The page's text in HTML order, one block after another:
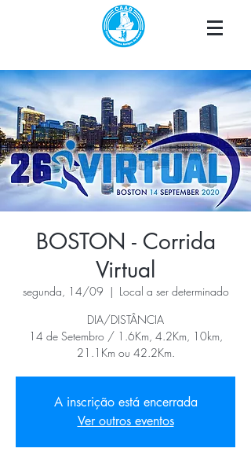
BOSTON - Corrida
Virtual
segunda, 14/09
  |
Local a ser determinado
DIA/DISTÂNCIA
14 de Setembro / 1.6Km, 4.2Km, 10km,
21.1Km ou 42.2Km.
A inscrição está encerrada
Ver outros eventos